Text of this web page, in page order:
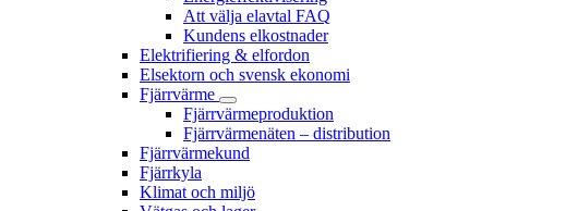
Att välja elavtal FAQ
Kundens elkostnader
Elektrifiering & elfordon
Elsektorn och svensk ekonomi
Fjärrvärme
Fjärrvärmeproduktion
Fjärrvärmenäten – distribution
Fjärrvärmekund
Fjärrkyla
Klimat och miljö